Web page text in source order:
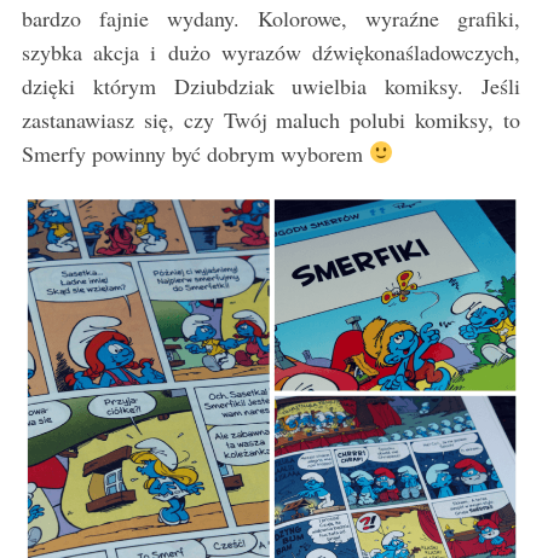
bardzo fajnie wydany. Kolorowe, wyraźne grafiki,
szybka akcja i dużo wyrazów dźwiękonaśladowczych,
dzięki którym Dziubdziak uwielbia komiksy. Jeśli
zastanawiasz się, czy Twój maluch polubi komiksy, to
Smerfy powinny być dobrym wyborem